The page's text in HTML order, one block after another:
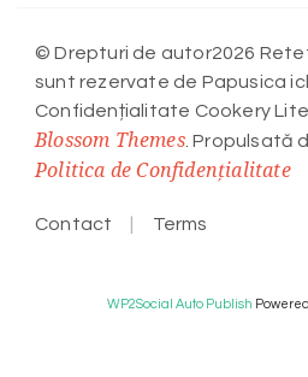
© Drepturi de autor2026
sunt rezervate de Papusica
Confidențialitate Cookery
Blossom Themes. Propulsată
Politica de Confidențialitate
Contact Terms
WP2Social Auto Publish